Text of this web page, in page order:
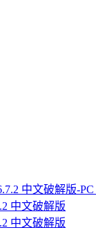
中文破解版
中文破解版